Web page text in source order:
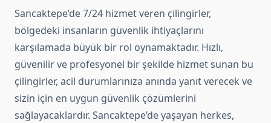
Sancaktepe’de 7/24 hizmet veren çilingirler,
bölgedeki insanların güvenlik ihtiyaçlarını
karşılamada büyük bir rol oynamaktadır. Hızlı,
güvenilir ve profesyonel bir şekilde hizmet sunan bu
çilingirler, acil durumlarınıza anında yanıt verecek ve
sizin için en uygun güvenlik çözümlerini
sağlayacaklardır. Sancaktepe’de yaşayan herkes,